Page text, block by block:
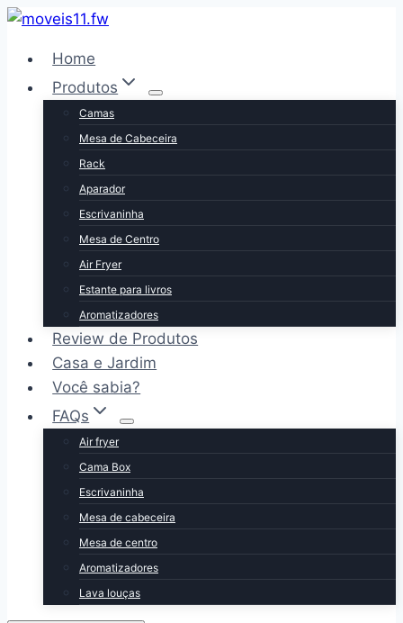
Pular
Conteúdo
Home
Produtos
Camas
Mesa de Cabeceira
Rack
Aparador
Escrivaninha
Mesa de Centro
Air Fryer
Estante para livros
Aromatizadores
Review de Produtos
Casa e Jardim
Você sabia?
FAQs
Air fryer
Cama Box
Escrivaninha
Mesa de cabeceira
Mesa de centro
Aromatizadores
Lava louças